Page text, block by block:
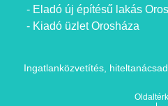
- Eladó új építésű lakás
- Kiadó üzlet Orosháza
Ingatlanközvetítés,